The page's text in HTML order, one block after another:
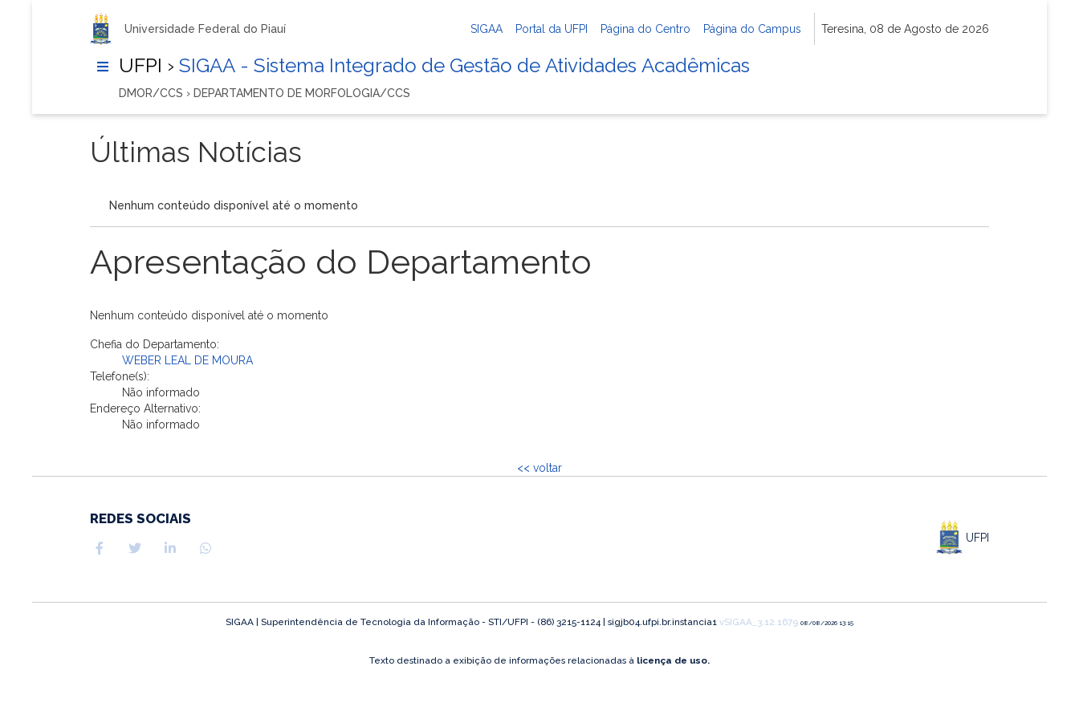
Universidade Federal do Piauí SIGAA Portal da UFPI Página do Centro Página do Campus Teresina, 08 de Agosto de 2026
UFPI › SIGAA - Sistema Integrado de Gestão de Atividades Acadêmicas
DMOR/CCS › DEPARTAMENTO DE MORFOLOGIA/CCS
Últimas Notícias
Nenhum conteúdo disponível até o momento
Apresentação do Departamento
Nenhum conteúdo disponível até o momento
Chefia do Departamento:
WEBER LEAL DE MOURA
Telefone(s):
Não informado
Endereço Alternativo:
Não informado
<< voltar
REDES SOCIAIS
UFPI
SIGAA | Superintendência de Tecnologia da Informação - STI/UFPI - (86) 3215-1124 | sigjb04.ufpi.br.instancia1 vSIGAA_3.12.1679 08/08/2026 13:15
Texto destinado a exibição de informações relacionadas à licença de uso.